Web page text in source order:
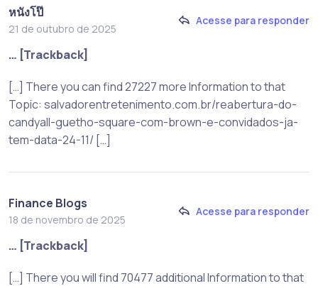
หนังโป๊
21 de outubro de 2025
Acesse para responder
… [Trackback]
[…] There you can find 27227 more Information to that
Topic: salvadorentretenimento.com.br/reabertura-do-
candyall-guetho-square-com-brown-e-convidados-ja-
tem-data-24-11/ […]
Finance Blogs
18 de novembro de 2025
Acesse para responder
… [Trackback]
[…] There you will find 70477 additional Information to that